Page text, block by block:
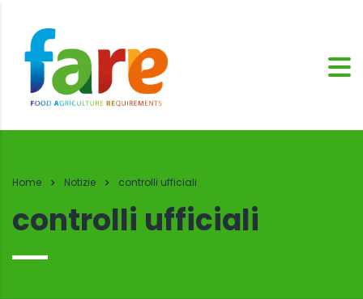
Home Notizie controlli ufficiali
controlli ufficiali